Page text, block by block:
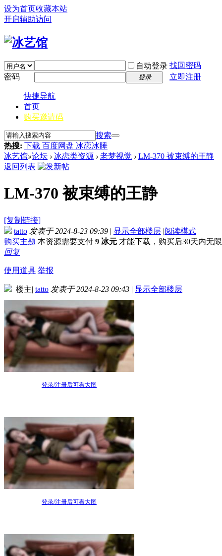
设为首页收藏本站
开启辅助访问
自动登录 找回密码
密码
登录 立即注册
快捷导航
首页
购买邀请码
搜索
热搜: 下载 百度网盘 冰恋冰睡
冰艺馆»论坛 › 冰恋类资源 › 老梦视觉 › LM-370 被束缚的王静
返回列表
LM-370 被束缚的王静
[复制链接]
tatto 发表于 2024-8-23 09:39 | 显示全部楼层 |阅读模式
购买主题 本资源需要支付 9 冰元 才能下载，购买后30天内无
回复
使用道具 举报
楼主| tatto 发表于 2024-8-23 09:43 | 显示全部楼层
登录/注册后可看大图
登录/注册后可看大图